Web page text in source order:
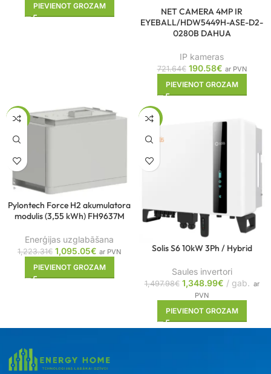
PIEVIENOT GROZAM
NET CAMERA 4MP IR
EYEBALL/HDW5449H-ASE-D2-
0280B DAHUA
IP kameras
721.64€ 190.58€ ar PVN
PIEVIENOT GROZAM
-10%
Pylontech Force H2 akumulatora
modulis (3,55 kWh) FH9637M
Enerģijas uzglabāšana
1,223.31€ 1,095.05€ ar PVN
PIEVIENOT GROZAM
-10%
Solis S6 10kW 3Ph / Hybrid
Saules invertori
1,497.98€ 1,348.99€ gab. ar
PVN
PIEVIENOT GROZAM